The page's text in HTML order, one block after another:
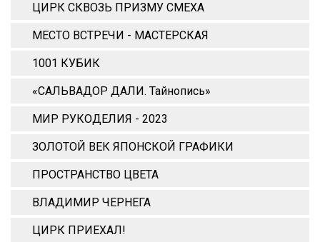
ЦИРК СКВОЗЬ ПРИЗМУ СМЕХА
МЕСТО ВСТРЕЧИ - МАСТЕРСКАЯ
1001 КУБИК
«САЛЬВАДОР ДАЛИ. Тайнопись»
МИР РУКОДЕЛИЯ - 2023
ЗОЛОТОЙ ВЕК ЯПОНСКОЙ ГРАФИКИ
ПРОСТРАНСТВО ЦВЕТА
ВЛАДИМИР ЧЕРНЕГА
ЦИРК ПРИЕХАЛ!